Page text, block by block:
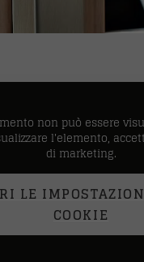
non può essere
l'elemento,
di marketing.
LE
COOKIE